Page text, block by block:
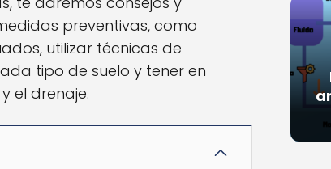
preventivas, como
utilizar técnicas de
tipo de suelo y tener en
el drenaje.